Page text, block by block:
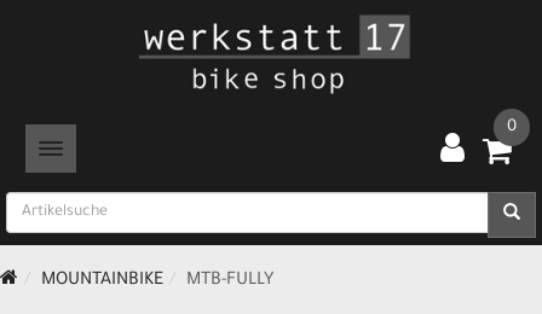
TOGGLE NAVIGATION
0
MOUNTAINBIKE MTB-FULLY